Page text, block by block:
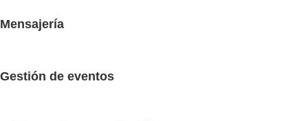
Mensajería
Gestión de eventos